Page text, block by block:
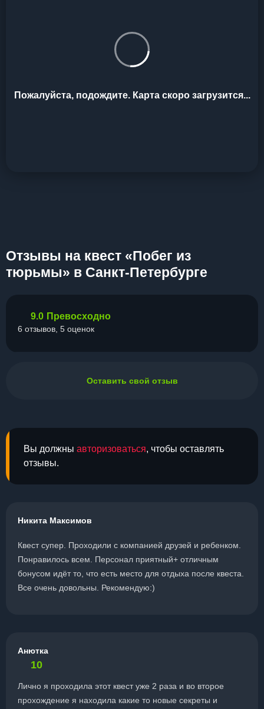
Пожалуйста, подождите. Карта скоро загрузится...
Отзывы на квест «Побег из
тюрьмы» в Санкт-Петербурге
Вы должны авторизоваться, чтобы оставлять
отзывы.
Никита Максимов
Квест супер. Проходили с компанией друзей и ребенком.
Понравилось всем. Персонал приятный+ отличным
бонусом идёт то, что есть место для отдыха после квеста.
Все очень довольны. Рекомендую:)
Анютка
10
Лично я проходила этот квест уже 2 раза и во второе
прохождение я находила какие то новые секреты и
9.0 Превосходно
6 отзывов, 5 оценок
Оставить свой отзыв